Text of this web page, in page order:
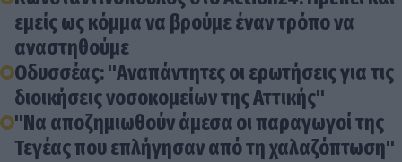
εμείς ως κόμμα να βρούμε έναν τρόπο να
αναστηθούμε
Οδυσσέας: "Αναπάντητες οι ερωτήσεις για τις
διοικήσεις νοσοκομείων της Αττικής"
"Να αποζημιωθούν άμεσα οι παραγωγοί της
Τεγέας που επλήγησαν από τη χαλαζόπτωση"